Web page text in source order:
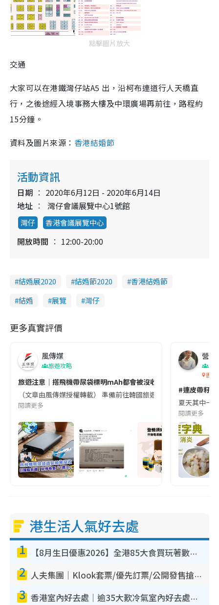
點擊圖片放大
交通
大家可以在港鐵灣仔站A5 出，沿柯布連道行人天橋直
行，之後途經入境事務大樓及中環廣場再前往，路程約
15分鐘。
資料及圖片來源： 香港結婚節
活動資訊
日期
2020年6月12日 - 2020年6月14日
地址
灣仔會議展覽中心1號館
灣仔 香港會議展覽中心
開放時間 12:00-20:00
結婚展2020 結婚節2020
香港結婚節
結婚
展覽 灣仔
更多真實評價
風傳媒
旅遊攻略
旅遊注意｜搭飛機帶尿袋標明mAh都會被沒收😱出發前切記檢查
（文章由風傳媒授權轉載） 準備前往韓國旅遊的民眾，近期要
閱讀更多
營養
香港
#連皮帶籽
夏天其中一
閱讀更多
港生活人氣好去處
1 【8月生日優惠2026】全港85大食買玩著數攻略 自助餐/火鍋放題同行免費＋誠品/DONKI送現金券
2 人夫集團｜Klook套票/優先訂票/公開發售搶飛攻略！附票價.購票連結.場地座位表
3 香港室內好去處｜逾35大歎冷氣室內好去處推介 室內活動免費避雨無懼落雨